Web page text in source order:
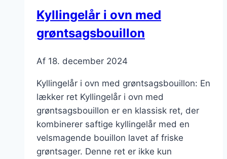
perlespelt
Kyllingelår i ovn med
grøntsagsbouillon
Af 18. december 2024
Kyllingelår i ovn med grøntsagsbouillon: En
lækker ret Kyllingelår i ovn med
grøntsagsbouillon er en klassisk ret, der
kombinerer saftige kyllingelår med en
velsmagende bouillon lavet af friske
grøntsager. Denne ret er ikke kun